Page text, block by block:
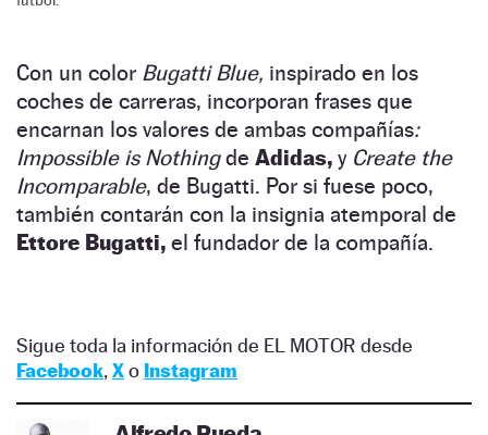
Con un color Bugatti Blue, inspirado en los
coches de carreras, incorporan frases que
encarnan los valores de ambas compañías:
Impossible is Nothingde Adidas, yCreate the
Incomparable, de Bugatti. Por si fuese poco,
también contarán con la insignia atemporal de
Ettore Bugatti, el fundador de la compañía.
Sigue toda la información de EL MOTOR desde
Facebook, Xo Instagram